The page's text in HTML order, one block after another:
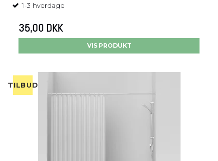
1-3 hverdage
35,00 DKK
VIS PRODUKT
TILBUD